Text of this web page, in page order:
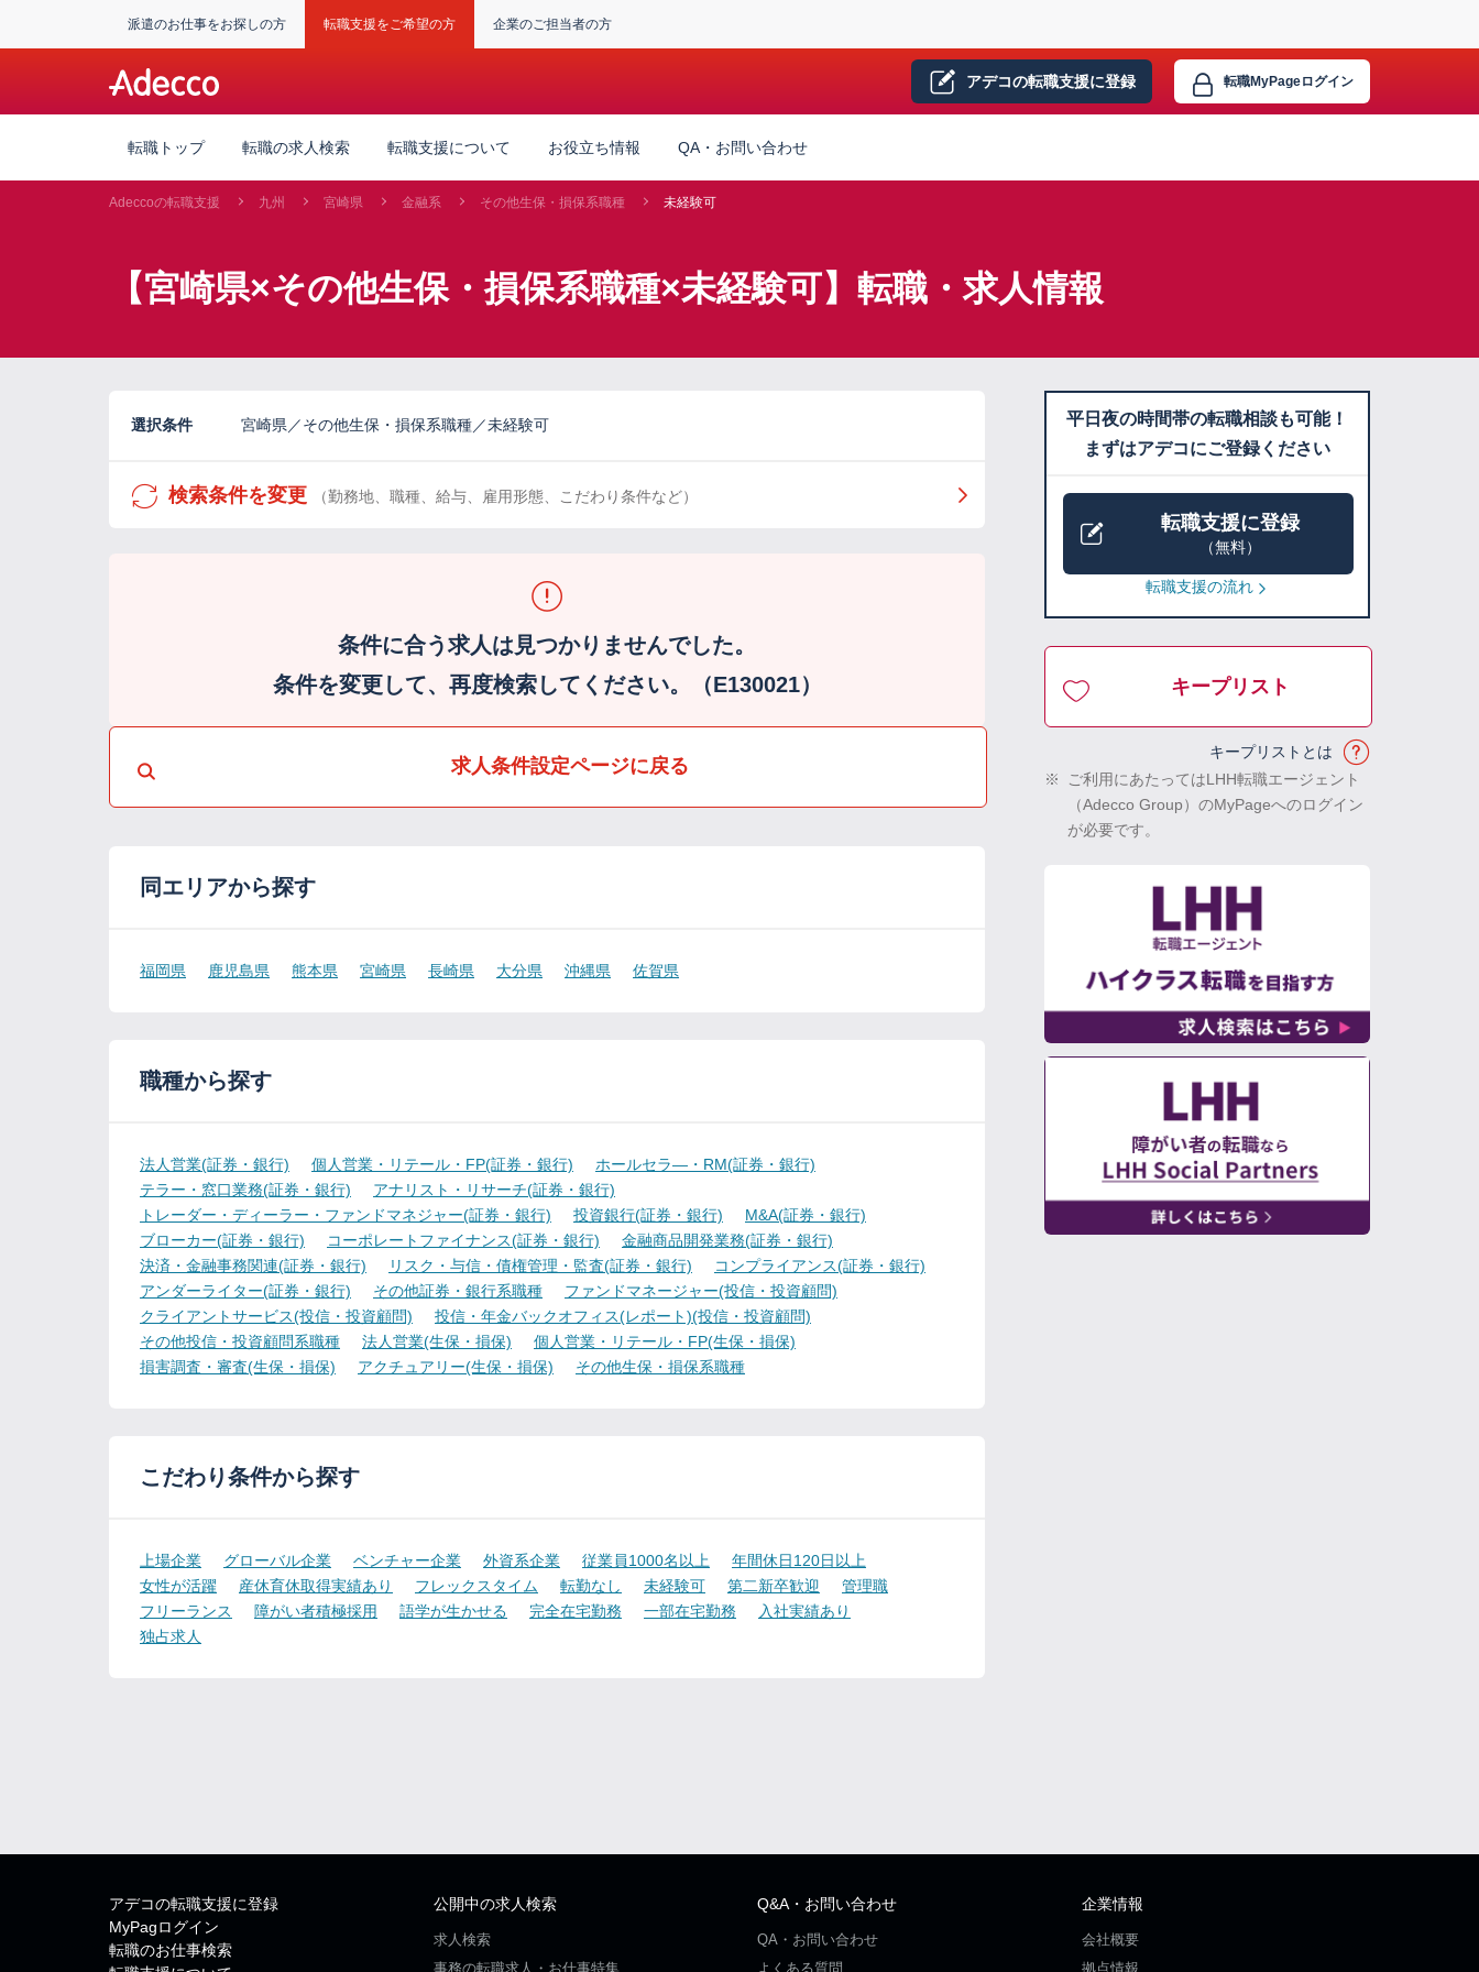
派遣のお仕事をお探しの方 転職支援をご希望の方 企業のご担当者の方
アデコの転職支援に登録 転職MyPageログイン
転職トップ 転職の求人検索 転職支援について お役立ち情報 QA・お問い合わせ
Adeccoの転職支援 九州 宮崎県 金融系 その他生保・損保系職種 未経験可
【宮崎県×その他生保・損保系職種×未経験可】転職・求人情報
選択条件 宮崎県／その他生保・損保系職種／未経験可
検索条件を変更 （勤務地、職種、給与、雇用形態、こだわり条件など）
条件に合う求人は見つかりませんでした。
条件を変更して、再度検索してください。（E130021）
求人条件設定ページに戻る
同エリアから探す
福岡県 鹿児島県 熊本県 宮崎県 長崎県 大分県 沖縄県 佐賀県
職種から探す
法人営業(証券・銀行) 個人営業・リテール・FP(証券・銀行)
ホールセラ―・RM(証券・銀行)
テラー・窓口業務(証券・銀行)
アナリスト・リサーチ(証券・銀行)
トレーダー・ディーラー・ファンドマネジャー(証券・銀行)
投資銀行(証券・銀行)
M&A(証券・銀行)
ブローカー(証券・銀行)
コーポレートファイナンス(証券・銀行)
金融商品開発業務(証券・銀行)
決済・金融事務関連(証券・銀行)
リスク・与信・債権管理・監査(証券・銀行)
コンプライアンス(証券・銀行)
アンダーライター(証券・銀行)
その他証券・銀行系職種
ファンドマネージャー(投信・投資顧問)
クライアントサービス(投信・投資顧問)
投信・年金バックオフィス(レポート)(投信・投資顧問)
その他投信・投資顧問系職種
法人営業(生保・損保)
個人営業・リテール・FP(生保・損保)
損害調査・審査(生保・損保)
アクチュアリー(生保・損保) その他生保・損保系職種
こだわり条件から探す
上場企業 グローバル企業 ベンチャー企業 外資系企業 従業員1000名以上
年間休日120日以上
女性が活躍
産休育休取得実績あり フレックスタイム 転勤なし 未経験可 第二新卒歓迎
管理職
フリーランス
障がい者積極採用 語学が生かせる 完全在宅勤務 一部在宅勤務
入社実績あり
独占求人
平日夜の時間帯の転職相談も可能！
まずはアデコにご登録ください
転職支援に登録
（無料）
転職支援の流れ
キープリスト
キープリストとは
※
ご利用にあたってはLHH転職エージェント
（Adecco Group）のMyPageへのログイン
が必要です。
アデコの転職支援に登録
MyPagログイン
転職のお仕事検索
公開中の求人検索
求人検索
事務の転職求人・お仕事特集
Q&A・お問い合わせ
QA・お問い合わせ
よくある質問
企業情報
会社概要
拠点情報